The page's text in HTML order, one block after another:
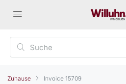
Zuhause Invoice 15709